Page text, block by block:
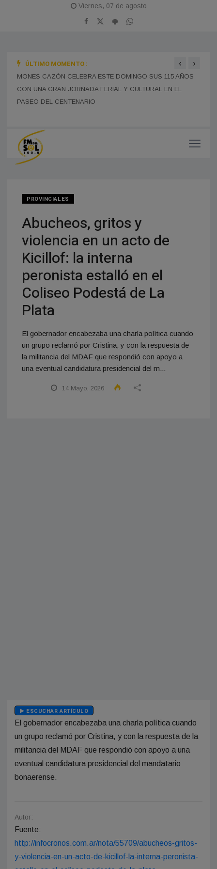
Viernes, 07 de agosto
ÚLTIMO MOMENTO :
MONES CAZÓN CELEBRA ESTE DOMINGO SUS 115 AÑOS
CON UNA GRAN JORNADA FERIAL Y CULTURAL EN EL
PASEO DEL CENTENARIO
‹ ›
PROVINCIALES
Abucheos, gritos y
violencia en un acto de
Kicillof: la interna
peronista estalló en el
Coliseo Podestá de La
Plata
El gobernador encabezaba una charla política cuando
un grupo reclamó por Cristina, y con la respuesta de
la militancia del MDAF que respondió con apoyo a
una eventual candidatura presidencial del m...
14 Mayo, 2026
ESCUCHAR ARTÍCULO
El gobernador encabezaba una charla política cuando
un grupo reclamó por Cristina, y con la respuesta de la
militancia del MDAF que respondió con apoyo a una
eventual candidatura presidencial del mandatario
bonaerense.
Autor:
Fuente:
http://infocronos.com.ar/nota/55709/abucheos-gritos-
y-violencia-en-un-acto-de-kicillof-la-interna-peronista-